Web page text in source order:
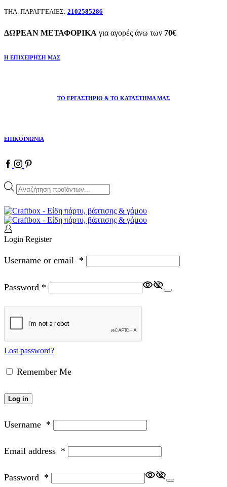
ΤΗΛ. ΠΑΡΑΓΓΕΛΙΕΣ: 2102585286
ΔΩΡΕΑΝ ΜΕΤΑΦΟΡΙΚΑ για αγορές άνω των 70€
Η ΕΠΙΧΕΙΡΗΣΗ ΜΑΣ
ΤΟ ΕΡΓΑΣΤΗΡΙΟ & ΤΟ ΚΑΤΑΣΤΗΜΑ ΜΑΣ
ΕΠΙΚΟΙΝΩΝΙΑ
Facebook
Instagram
Pinterest
Products
search
Login Register
Username or email *
Password *
Lost password?
Remember Me
Log in
Username *
Email address *
Password *